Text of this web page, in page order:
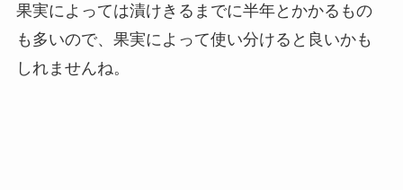
果実によっては漬けきるまでに半年とかかるもの
も多いので、果実によって使い分けると良いかも
しれませんね。